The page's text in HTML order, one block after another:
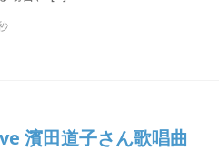
濱田道子さん歌唱曲